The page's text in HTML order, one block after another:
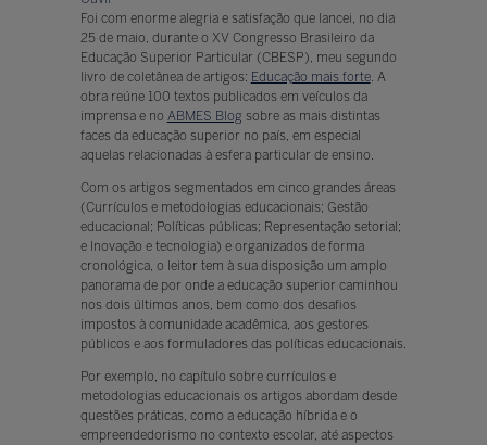
Foi com enorme alegria e satisfação que lancei, no dia
25 de maio, durante o XV Congresso Brasileiro da
Educação Superior Particular (CBESP), meu segundo
livro de coletânea de artigos: Educação mais forte. A
obra reúne 100 textos publicados em veículos da
imprensa e no ABMES Blog sobre as mais distintas
faces da educação superior no país, em especial
aquelas relacionadas à esfera particular de ensino.
Com os artigos segmentados em cinco grandes áreas
(Currículos e metodologias educacionais; Gestão
educacional; Políticas públicas; Representação setorial;
e Inovação e tecnologia) e organizados de forma
cronológica, o leitor tem à sua disposição um amplo
panorama de por onde a educação superior caminhou
nos dois últimos anos, bem como dos desafios
impostos à comunidade acadêmica, aos gestores
públicos e aos formuladores das políticas educacionais.
Por exemplo, no capítulo sobre currículos e
metodologias educacionais os artigos abordam desde
questões práticas, como a educação híbrida e o
empreendedorismo no contexto escolar, até aspectos